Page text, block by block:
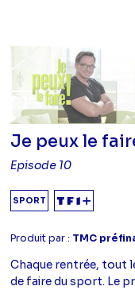
Je peux le
Episode 10
SPORT
Produit par : TMC
Chaque rentrée, tout
de faire du sport. Le